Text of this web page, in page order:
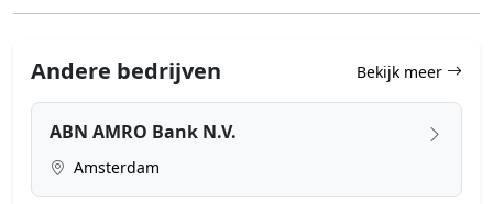
Andere bedrijven Bekijk meer
ABN AMRO Bank N.V.
Amsterdam